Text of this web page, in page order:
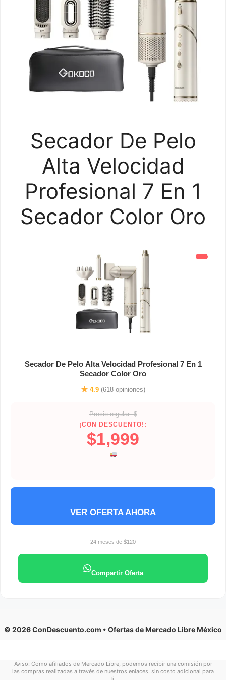
Secador De Pelo
Alta Velocidad
Profesional 7 En 1
Secador Color Oro
Secador De Pelo Alta Velocidad Profesional 7 En 1
Secador Color Oro
4.9 (618 opiniones)
Precio regular: $
¡CON DESCUENTO!:
$1,999
VER OFERTA AHORA
24 meses de $120
Compartir Oferta